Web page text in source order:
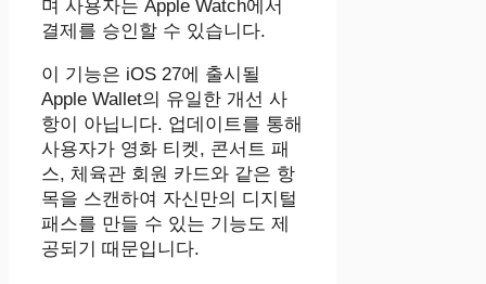
며 사용자는 Apple Watch에서
결제를 승인할 수 있습니다.
이 기능은 iOS 27에 출시될
Apple Wallet의 유일한 개선 사
항이 아닙니다. 업데이트를 통해
사용자가 영화 티켓, 콘서트 패
스, 체육관 회원 카드와 같은 항
목을 스캔하여 자신만의 디지털
패스를 만들 수 있는 기능도 제
공되기 때문입니다.